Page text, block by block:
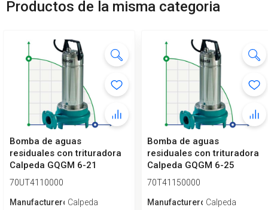
Productos de la misma categoria
Bomba de aguas
residuales con trituradora
Calpeda GQGM 6-21
70UT4110000
Manufacturero Calpeda
Bomba de aguas
residuales con trituradora
Calpeda GQGM 6-25
70T41150000
Manufacturero Calpeda